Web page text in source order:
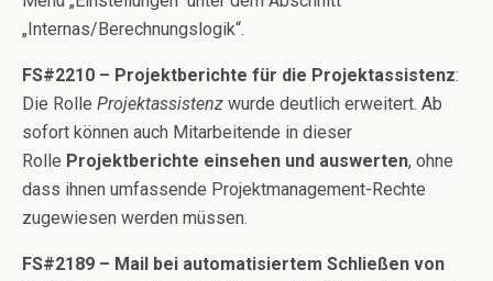
„Internas/Berechnungslogik“.
FS#2210 – Projektberichte für die Projektassistenz:
Die Rolle Projektassistenz wurde deutlich erweitert. Ab
sofort können auch Mitarbeitende in dieser
Rolle Projektberichte einsehen und auswerten, ohne
dass ihnen umfassende Projektmanagement-Rechte
zugewiesen werden müssen.
FS#2189 – Mail bei automatisiertem Schließen von